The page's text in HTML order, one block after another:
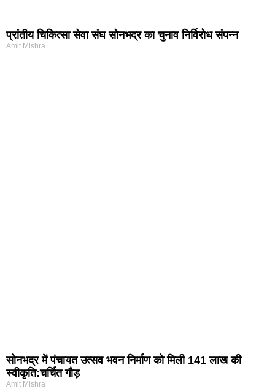
प्रांतीय चिकित्सा सेवा संघ सोनभद्र का चुनाव निर्विरोध संपन्न
Amit Mishra
सोनभद्र में पंचायत उत्सव भवन निर्माण को मिली 141 लाख की
स्वीकृति:चर्चित गौड़
Amit Mishra